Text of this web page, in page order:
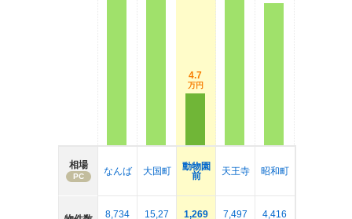
相場
PC なんば
8,734
大国町
15,27
4.7
万円
動物園
前
1,269
天王寺
7,497
昭和町
4,416